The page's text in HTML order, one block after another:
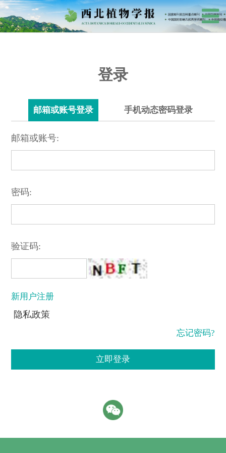
登录
邮箱或账号登录 手机动态密码登录
邮箱或账号:
密码:
验证码:
新用户注册
隐私政策
忘记密码?
立即登录